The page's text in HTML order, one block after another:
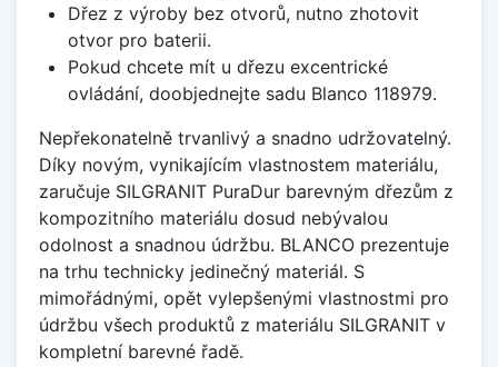
Dřez z výroby bez otvorů, nutno zhotovit
otvor pro baterii.
Pokud chcete mít u dřezu excentrické
ovládání, doobjednejte sadu Blanco 118979.
Nepřekonatelně trvanlivý a snadno udržovatelný.
Díky novým, vynikajícím vlastnostem materiálu,
zaručuje SILGRANIT PuraDur barevným dřezům z
kompozitního materiálu dosud nebývalou
odolnost a snadnou údržbu. BLANCO prezentuje
na trhu technicky jedinečný materiál. S
mimořádnými, opět vylepšenými vlastnostmi pro
údržbu všech produktů z materiálu SILGRANIT v
kompletní barevné řadě.